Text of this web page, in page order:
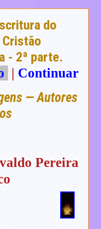
do
- 2ª parte.
| Continuar
— Autores
Pereira